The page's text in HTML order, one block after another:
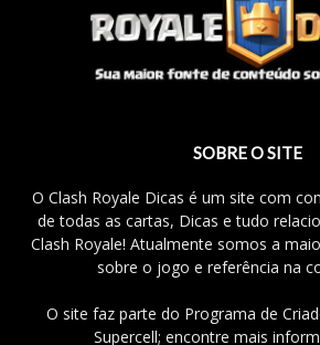
SOBRE O SITE
O Clash Royale Dicas é um site com
de todas as cartas, Dicas e tudo
Clash Royale! Atualmente somos a
sobre o jogo e referência na
O site faz parte do Programa de
Supercell; encontre mais